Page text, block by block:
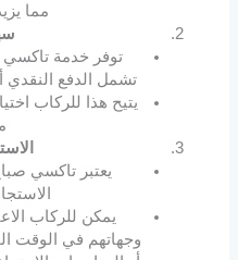
مما
توفر خدمة تاكسي
تشمل الدفع النقدي
يتيح هذا للركاب
يعتبر تاكسي
يمكن للركاب
وجهاتهم في الوقت